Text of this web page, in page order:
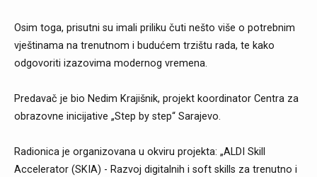
Osim toga, prisutni su imali priliku čuti nešto više o potrebnim
vještinama na trenutnom i budućem trzištu rada, te kako
odgovoriti izazovima modernog vremena.
Predavač je bio Nedim Krajišnik, projekt koordinator Centra za
obrazovne inicijative „Step by step“ Sarajevo.
Radionica je organizovana u okviru projekta: „ALDI Skill
Accelerator (SKIA) - Razvoj digitalnih i soft skills za trenutno i